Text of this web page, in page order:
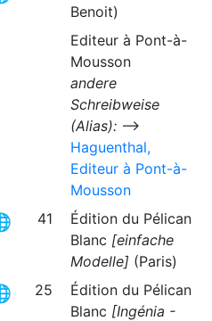
Benoit)
Editeur à Pont-à-
Mousson
andere
Schreibweise
(Alias):⟶
Haguenthal,
Editeur à Pont-à-
Mousson
41
Édition du Pélican
Blanc [einfache
Modelle] (Paris)
25
Édition du Pélican
Blanc [Ingénia -